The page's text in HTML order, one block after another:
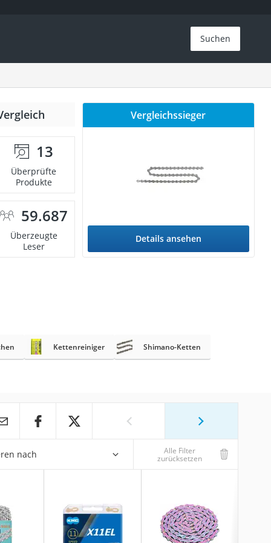
Suchen
13
Überprüfte
Produkte
59.687
Überzeugte
Leser
Vergleichssieger
Details ansehen
Kettenreiniger Shimano-Ketten
nach Alle Filter
zurücksetzen